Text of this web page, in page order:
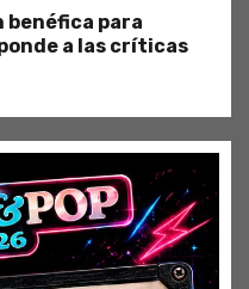
benéfica para
a las críticas